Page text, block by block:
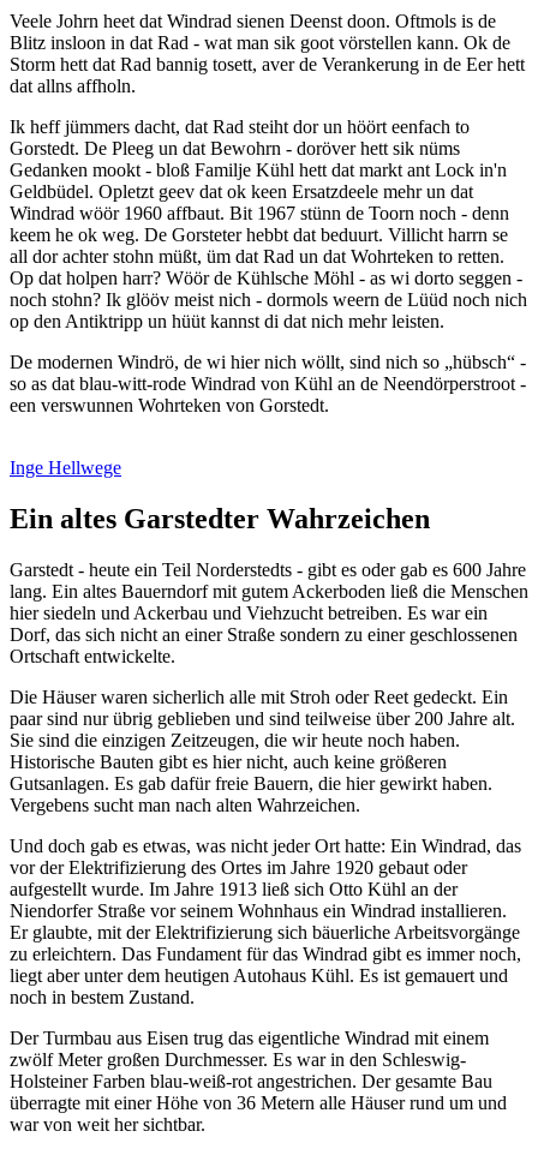
Veele Johrn heet dat Windrad sienen Deenst doon. Oftmols is de
Blitz insloon in dat Rad - wat man sik goot vörstellen kann. Ok de
Storm hett dat Rad bannig tosett, aver de Verankerung in de Eer hett
dat allns affholn.
Ik heff jümmers dacht, dat Rad steiht dor un höört eenfach to
Gorstedt. De Pleeg un dat Bewohrn - doröver hett sik nüms
Gedanken mookt - bloß Familje Kühl hett dat markt ant Lock in'n
Geldbüdel. Opletzt geev dat ok keen Ersatzdeele mehr un dat
Windrad wöör 1960 affbaut. Bit 1967 stünn de Toorn noch - denn
keem he ok weg. De Gorsteter hebbt dat beduurt. Villicht harrn se
all dor achter stohn müßt, üm dat Rad un dat Wohrteken to retten.
Op dat holpen harr? Wöör de Kühlsche Möhl - as wi dorto seggen -
noch stohn? Ik glööv meist nich - dormols weern de Lüüd noch nich
op den Antiktripp un hüüt kannst di dat nich mehr leisten.
De modernen Windrö, de wi hier nich wöllt, sind nich so
hübsch
-
so as dat blau-witt-rode Windrad von Kühl an de Neendörperstroot -
een verswunnen Wohrteken von Gorstedt.
Inge Hellwege
Ein altes Garstedter Wahrzeichen
Garstedt - heute ein Teil Norderstedts - gibt es oder gab es 600 Jahre
lang. Ein altes Bauerndorf mit gutem Ackerboden ließ die Menschen
hier siedeln und Ackerbau und Viehzucht betreiben. Es war ein
Dorf, das sich nicht an einer Straße sondern zu einer geschlossenen
Ortschaft entwickelte.
Die Häuser waren sicherlich alle mit Stroh oder Reet gedeckt. Ein
paar sind nur übrig geblieben und sind teilweise über 200 Jahre alt.
Sie sind die einzigen Zeitzeugen, die wir heute noch haben.
Historische Bauten gibt es hier nicht, auch keine größeren
Gutsanlagen. Es gab dafür freie Bauern, die hier gewirkt haben.
Vergebens sucht man nach alten Wahrzeichen.
Und doch gab es etwas, was nicht jeder Ort hatte: Ein Windrad, das
vor der Elektrifizierung des Ortes im Jahre 1920 gebaut oder
aufgestellt wurde. Im Jahre 1913 ließ sich Otto Kühl an der
Niendorfer Straße vor seinem Wohnhaus ein Windrad installieren.
Er glaubte, mit der Elektrifizierung sich bäuerliche Arbeitsvorgänge
zu erleichtern. Das Fundament für das Windrad gibt es immer noch,
liegt aber unter dem heutigen Autohaus Kühl. Es ist gemauert und
noch in bestem Zustand.
Der Turmbau aus Eisen trug das eigentliche Windrad mit einem
zwölf Meter großen Durchmesser. Es war in den Schleswig-
Holsteiner Farben blau-weiß-rot angestrichen. Der gesamte Bau
überragte mit einer Höhe von 36 Metern alle Häuser rund um und
war von weit her sichtbar.